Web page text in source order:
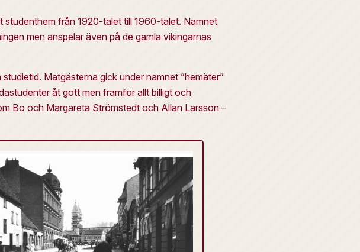
från 1920-talet till 1960-talet. Namnet
men anspelar även på de gamla vikingarnas
Matgästerna gick under namnet ”hemäter”
åt gott men framför allt billigt och
Bo och Margareta Strömstedt och Allan Larsson –